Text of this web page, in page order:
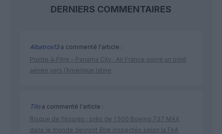
DERNIERS COMMENTAIRES
Albatros13a commenté l'article :
Pointe‑à‑Pitre – Panama City : Air France ouvre un pont
aérien vers l’Amérique latine
Tiloa commenté l'article :
Risque de fissures : près de 1 500 Boeing 737 MAX
dans le monde devront être inspectés selon la FAA